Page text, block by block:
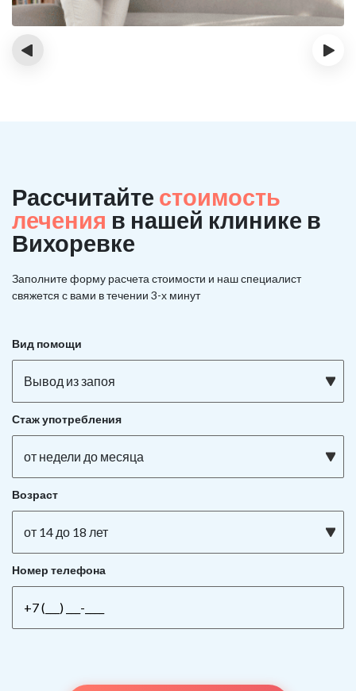
‹ ›
Рассчитайте стоимость
лечения в нашей клинике в
Вихоревке
Заполните форму расчета стоимости и нашспециалист
свяжется с вами в течении 3-х минут
Вид помощи
Вывод из запоя
Стаж употребления
от недели до месяца
Возраст
от 14 до 18 лет
Номер телефона